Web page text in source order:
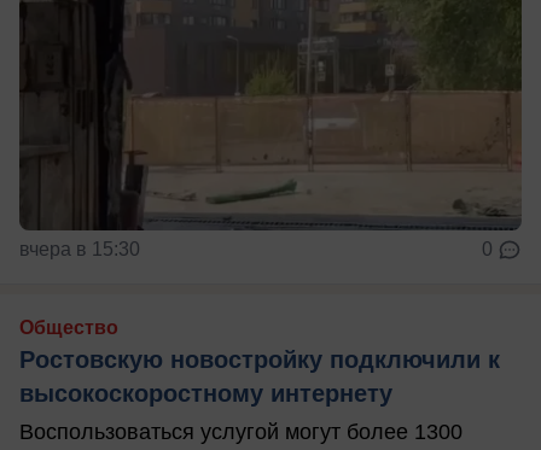
вчера в 15:30 0
Общество
Ростовскую новостройку подключили к
высокоскоростному интернету
Воспользоваться услугой могут более 1300